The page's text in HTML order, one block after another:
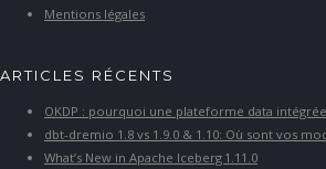
Mentions légales
ARTICLES RÉCENTS
OKDP : pourquoi une plateforme data
dbt-dremio 1.8 vs 1.9.0 & 1.10: Où sont vos
What’s New in Apache Iceberg 1.11.0